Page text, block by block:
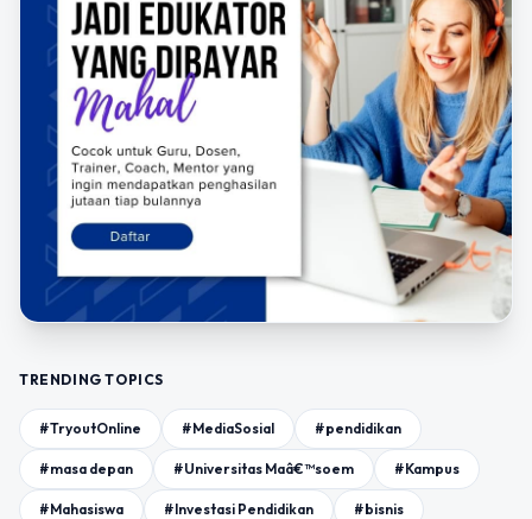
TRENDING TOPICS
#TryoutOnline #MediaSosial #pendidikan
#masa depan #Universitas Maâ€™soem #Kampus
#Mahasiswa #Investasi Pendidikan #bisnis